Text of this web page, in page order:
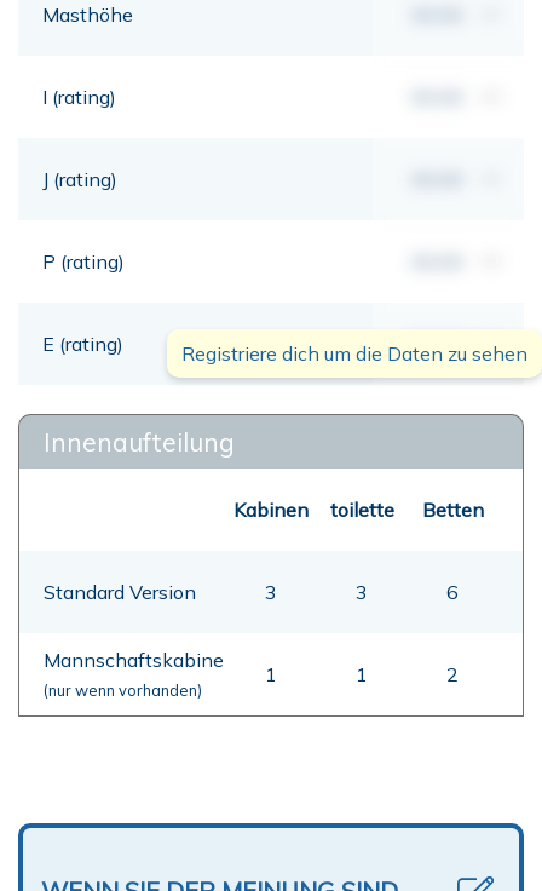
Masthöhe
I (rating)
J (rating)
P (rating)
E (rating) 00,00 mt
Registriere dich um die Daten zu sehen
Innenaufteilung
Kabinen toilette Betten
Standard Version 3 3 6
Mannschaftskabine
(nur wenn vorhanden)
1 1 2